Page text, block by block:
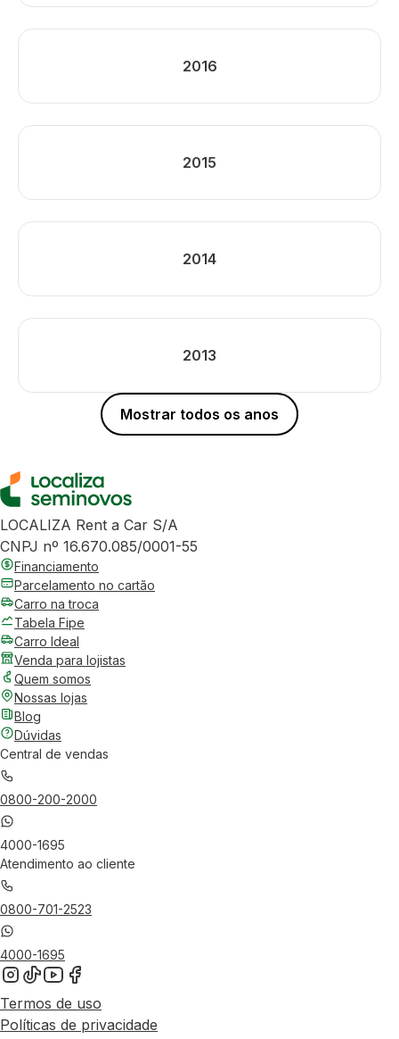
2016
2015
2014
2013
Mostrar todos os anos
LOCALIZA Rent a Car S/A
CNPJ nº 16.670.085/0001-55
Financiamento
Parcelamento no cartão
Carro na troca
Tabela Fipe
Carro Ideal
Venda para lojistas
Quem somos
Nossas lojas
Blog
Dúvidas
Central de vendas
0800-200-2000
4000-1695
Atendimento ao cliente
0800-701-2523
4000-1695
Termos de uso
Políticas de privacidade